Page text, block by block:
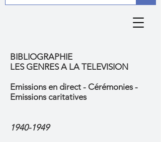
BIBLIOGRAPHIE
LES GENRES A LA TELEVISION
Emissions en direct - Cérémonies -
Emissions caritatives
1940-1949